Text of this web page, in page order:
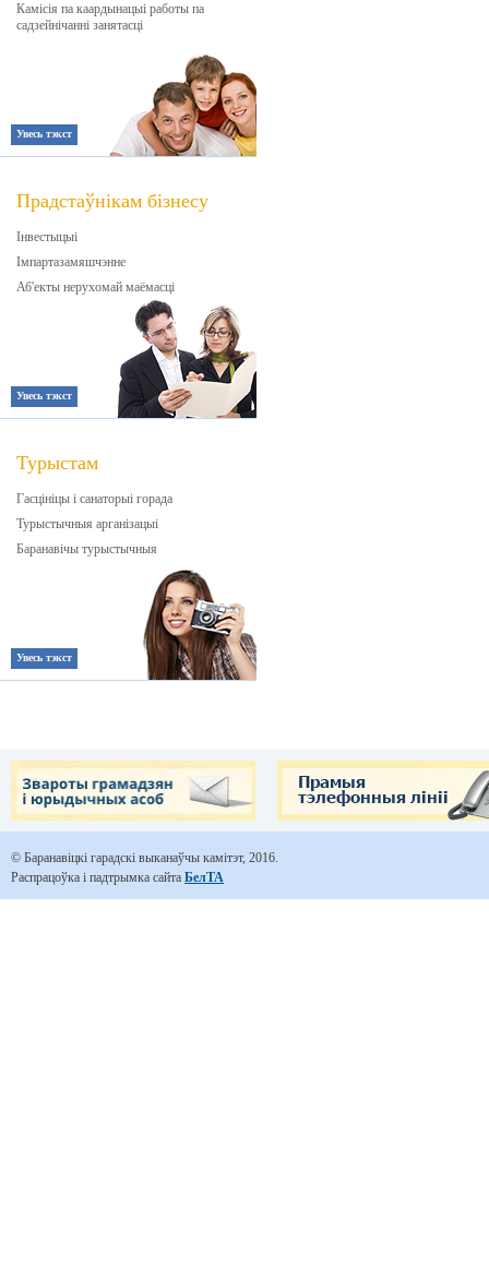
Камісія па каардынацыі работы па
садзейнічанні занятасці
Увесь тэкст
Прадстаўнікам бізнесу
Інвестыцыі
Імпартазамяшчэнне
Аб'екты нерухомай маёмасці
Увесь тэкст
Турыстам
Гасцініцы і санаторыі горада
Турыстычныя арганізацыі
Баранавічы турыстычныя
Увесь тэкст
© Баранавіцкі гарадскі выканаўчы камітэт, 2016.
Распрацоўка і падтрымка сайта БелТА